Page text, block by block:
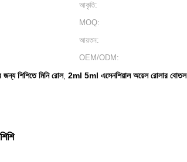
আকৃতি:
MOQ:
আয়তন:
OEM/ODM:
জন্য শিশিতে মিনি রোল, 2ml 5ml এসেনশিয়াল অয়েল রোলার বোতল